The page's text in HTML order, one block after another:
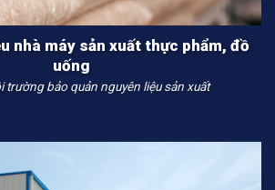
nhà máy sản xuất thực phẩm, đồ
uống
trường bảo quản nguyên liệu sản xuất